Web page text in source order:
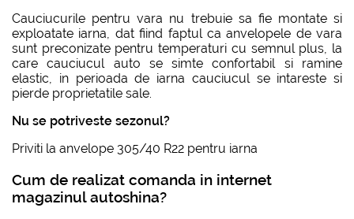
Cauciucurile pentru vara nu trebuie sa fie montate si
exploatate iarna, dat fiind faptul ca anvelopele de vara
sunt preconizate pentru temperaturi cu semnul plus, la
care cauciucul auto se simte confortabil si ramine
elastic, in perioada de iarna cauciucul se intareste si
pierde proprietatile sale.
Nu se potriveste sezonul?
Priviti la anvelope 305/40 R22 pentru iarna
Cum de realizat comanda in internet
magazinul autoshina?